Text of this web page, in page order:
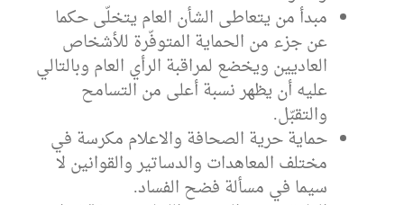
مبدأ من يتعاطى الشأن العام يتخلّى حكما
عن جزء من الحماية المتوفّرة للأشخاص
العاديين ويخضع لمراقبة الرأي العام وبالتالي
عليه أن يظهر نسبة أعلى من التسامح
والتقبّل.
حماية حرية الصحافة والاعلام مكرسة في
مختلف المعاهدات والدساتير والقوانين لا
سيما في مسألة فضح الفساد.